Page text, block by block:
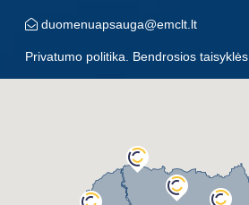
duomenuapsauga@emclt.lt
Privatumo politika Bendrosios taisyklės